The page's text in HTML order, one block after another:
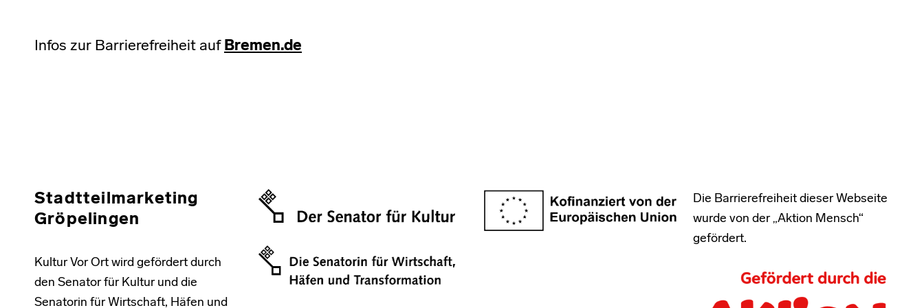
Infos zur Barrierefreiheit auf Bremen.de
Stadtteilmarketing
Gröpelingen
Kultur Vor Ort wird gefördert durch
den Senator für Kultur und die
Senatorin für Wirtschaft, Häfen und
Die Barrierefreiheit dieser Webseite
wurde von der „Aktion Mensch“
gefördert.